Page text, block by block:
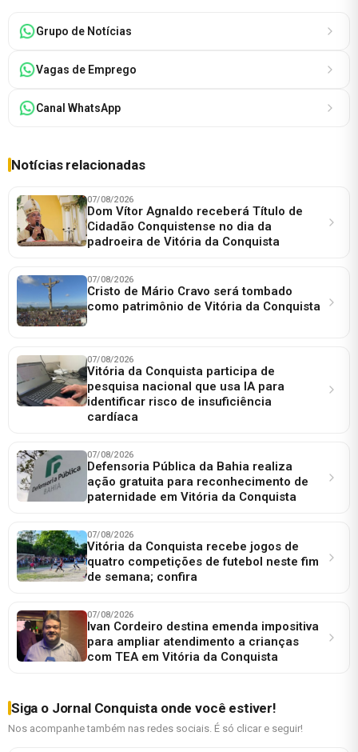
Grupo de Notícias
Vagas de Emprego
Canal WhatsApp
Notícias relacionadas
07/08/2026
Dom Vítor Agnaldo receberá Título de
Cidadão Conquistense no dia da
padroeira de Vitória da Conquista
07/08/2026
Cristo de Mário Cravo será tombado
como patrimônio de Vitória da Conquista
07/08/2026
Vitória da Conquista participa de
pesquisa nacional que usa IA para
identificar risco de insuficiência
cardíaca
07/08/2026
Defensoria Pública da Bahia realiza
ação gratuita para reconhecimento de
paternidade em Vitória da Conquista
07/08/2026
Vitória da Conquista recebe jogos de
quatro competições de futebol neste fim
de semana; confira
07/08/2026
Ivan Cordeiro destina emenda impositiva
para ampliar atendimento a crianças
com TEA em Vitória da Conquista
Siga o Jornal Conquista onde você estiver!
Nos acompanhe também nas redes sociais. É só clicar e seguir!